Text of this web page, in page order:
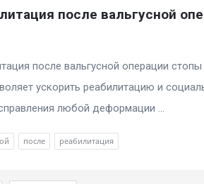
после вальгусной
после вальгусной операции
ускорить реабилитацию и
любой деформации ...
после реабилитация